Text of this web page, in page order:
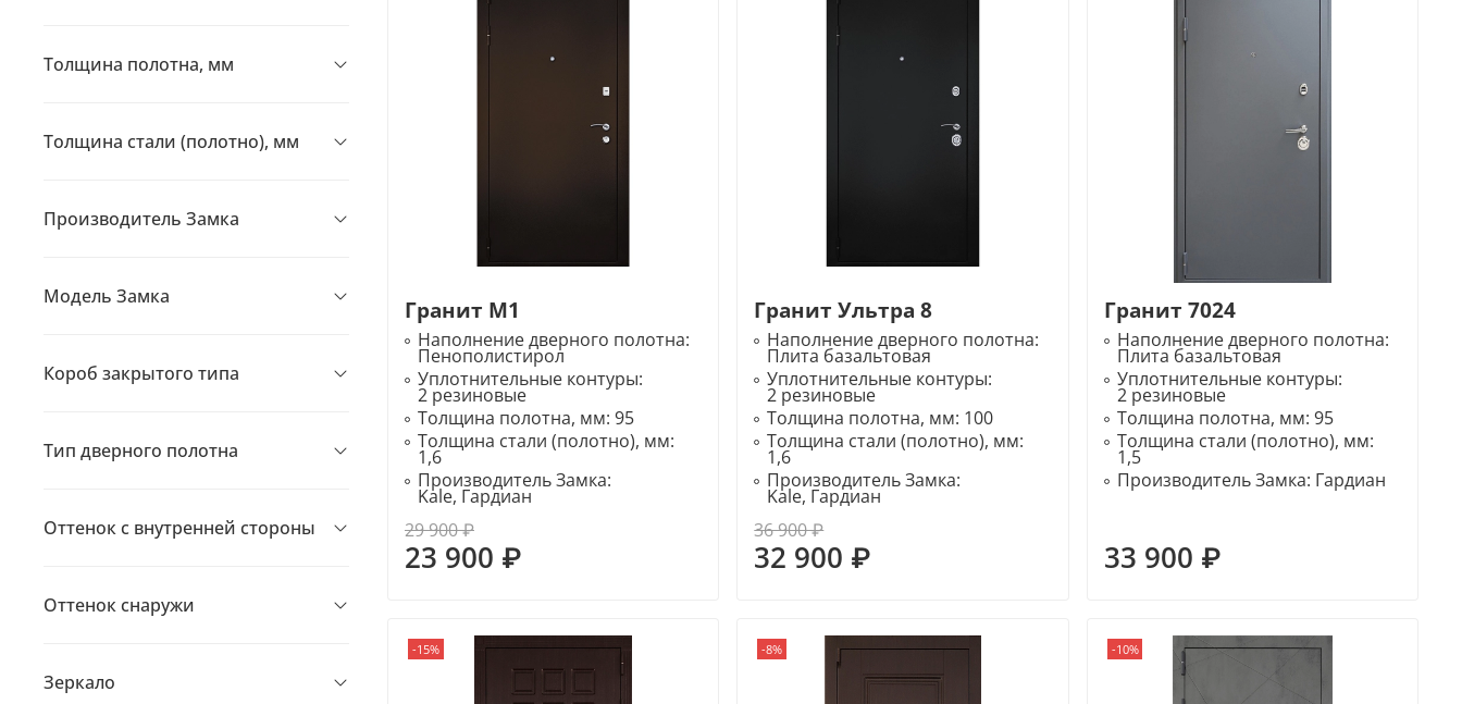
Гранит М1
Наполнение дверного полотна:
Пенополистирол
Уплотнительные контуры:
2 резиновые
Толщина полотна, мм: 95
Толщина стали (полотно), мм:
1,6
Производитель Замка:
Kale, Гардиан
29 900 ₽
23 900 ₽
Гранит Ультра 8
Наполнение дверного полотна:
Плита базальтовая
Уплотнительные контуры:
2 резиновые
Толщина полотна, мм: 100
Толщина стали (полотно), мм:
1,6
Производитель Замка:
Kale, Гардиан
36 900 ₽
32 900 ₽
Гранит 7024
Наполнение дверного полотна:
Плита базальтовая
Уплотнительные контуры:
2 резиновые
Толщина полотна, мм: 95
Толщина стали (полотно), мм:
1,5
Производитель Замка: Гардиан
33 900 ₽
-15% -8% -10%
Толщина полотна, мм
Толщина стали (полотно), мм
Производитель Замка
Модель Замка
Короб закрытого типа
Тип дверного полотна
Оттенок с внутренней стороны
Оттенок снаружи
Зеркало